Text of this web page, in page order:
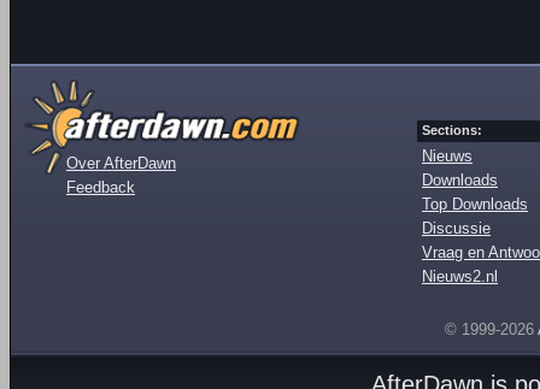
Over AfterDawn
Feedback
Sections:
Nieuws
Downloads
Top Downloads
Discussie
Vraag en
Nieuws2.nl
© 1999-2026